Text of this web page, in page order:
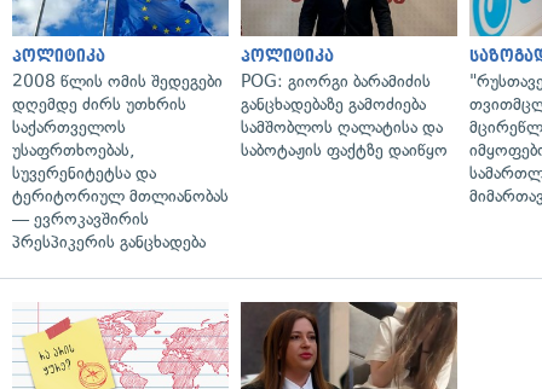
პოლიტიკა
2008 წლის ომის შედეგები
დღემდე ძირს უთხრის
საქართველოს
უსაფრთხოებას,
სუვერენიტეტსა და
ტერიტორიულ მთლიანობას
— ევროკავშირის
პრესპიკერის განცხადება
პოლიტიკა
POG: გიორგი ბარამიძის
განცხადებაზე გამოძიება
სამშობლოს ღალატისა და
საბოტაჟის ფაქტზე დაიწყო